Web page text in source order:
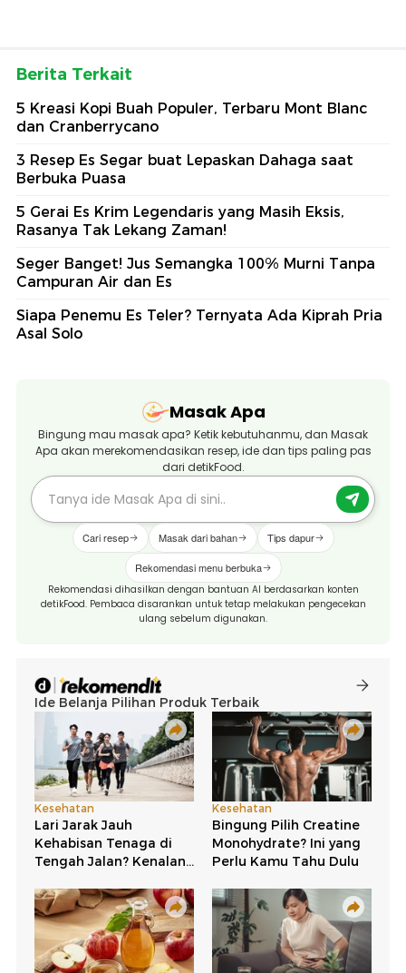
Berita Terkait
5 Kreasi Kopi Buah Populer, Terbaru Mont Blanc
dan Cranberrycano
3 Resep Es Segar buat Lepaskan Dahaga saat
Berbuka Puasa
5 Gerai Es Krim Legendaris yang Masih Eksis,
Rasanya Tak Lekang Zaman!
Seger Banget! Jus Semangka 100% Murni Tanpa
Campuran Air dan Es
Siapa Penemu Es Teler? Ternyata Ada Kiprah Pria
Asal Solo
Masak Apa
Bingung mau masak apa? Ketik kebutuhanmu, dan Masak
Apa akan merekomendasikan resep, ide dan tips paling pas
dari detikFood.
Cari resep Masak dari bahan Tips dapur
Rekomendasi menu berbuka
Rekomendasi dihasilkan dengan bantuan AI berdasarkan konten
detikFood. Pembaca disarankan untuk tetap melakukan pengecekan
ulang sebelum digunakan.